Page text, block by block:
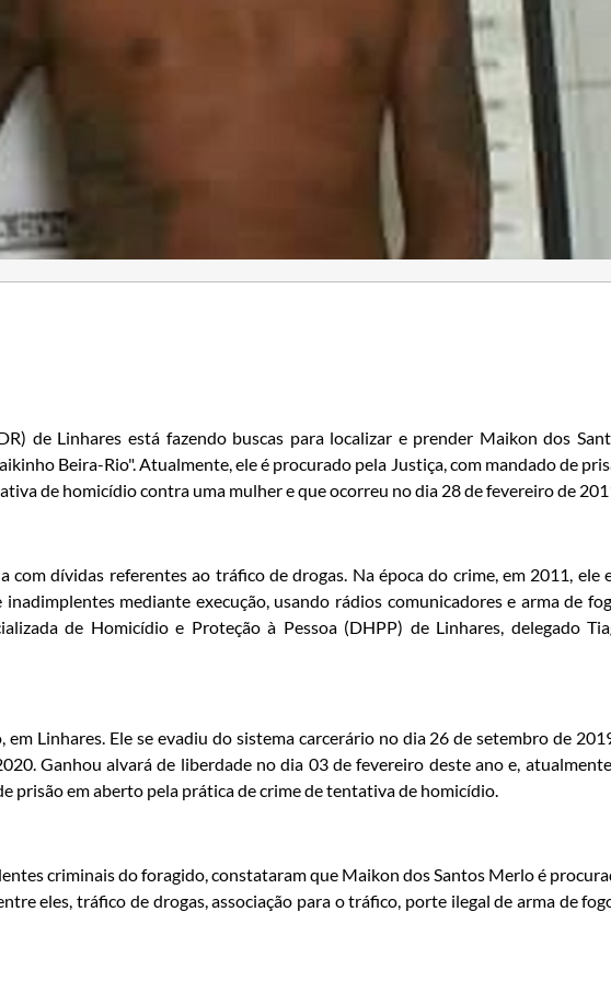
de Linhares está fazendo buscas para localizar e prender Maikon dos
Beira-Rio". Atualmente, ele é procurado pela Justiça, com mandado de
de homicídio contra uma mulher e que ocorreu no dia 28 de fevereiro de
com dívidas referentes ao tráfico de drogas. Na época do crime, em 2011, ele
mediante execução, usando rádios comunicadores e arma de
de Homicídio e Proteção à Pessoa (DHPP) de Linhares, delegado
Linhares. Ele se evadiu do sistema carcerário no dia 26 de setembro de
Ganhou alvará de liberdade no dia 03 de fevereiro deste ano e,
prisão em aberto pela prática de crime de tentativa de homicídio.
criminais do foragido, constataram que Maikon dos Santos Merlo é
eles, tráfico de drogas, associação para o tráfico, porte ilegal de arma de